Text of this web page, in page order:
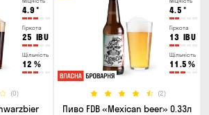
4.9 °
Гіркота
25 IBU
Щільність
12 %
(0)
4.5 °
Гіркота
13 IBU
Щільність
11.5 %
(2)
Пиво FDB «Mexican beer» 0.33л